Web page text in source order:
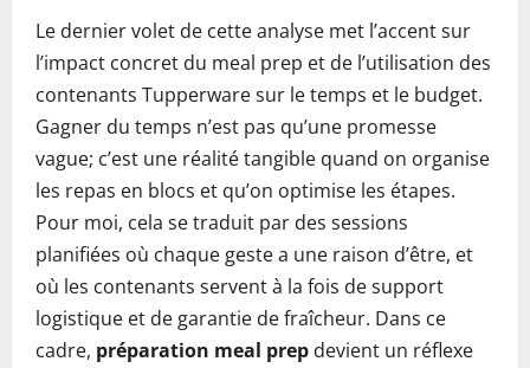
Le dernier volet de cette analyse met l’accent sur
l’impact concret du meal prep et de l’utilisation des
contenants Tupperware sur le temps et le budget.
Gagner du temps n’est pas qu’une promesse
vague; c’est une réalité tangible quand on organise
les repas en blocs et qu’on optimise les étapes.
Pour moi, cela se traduit par des sessions
planifiées où chaque geste a une raison d’être, et
où les contenants servent à la fois de support
logistique et de garantie de fraîcheur. Dans ce
cadre, préparation meal prep devient un réflexe